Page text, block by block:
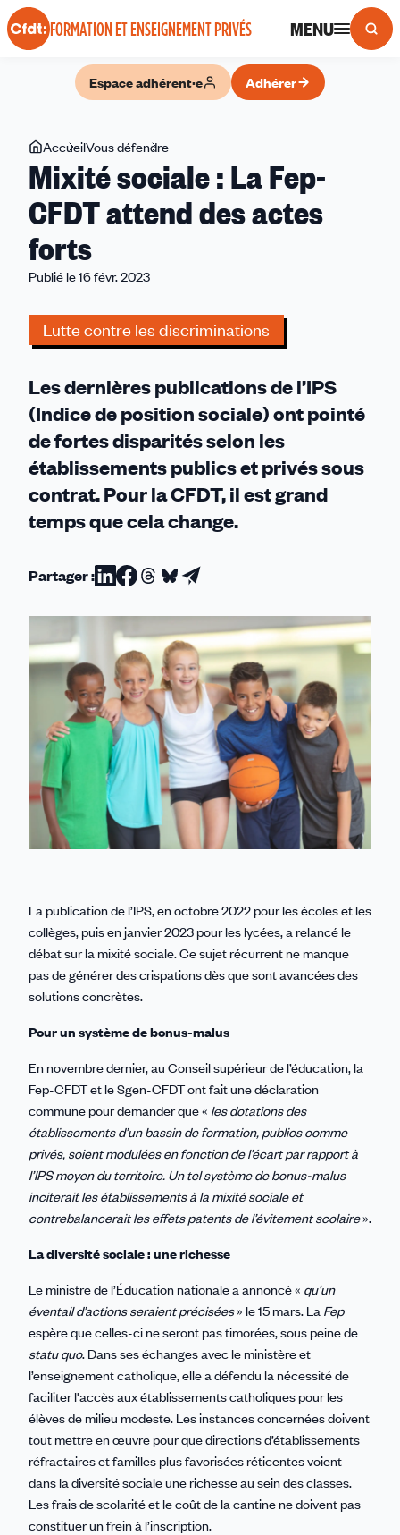
Panneau de gestion des cookies
FORMATION ET ENSEIGNEMENT PRIVÉS MENU
Espace adhérent·e Adhérer
Vous
êtes
ici
AccueilVous défendre
sociale
La
actes
forts
Mixité sociale : La Fep-
CFDT attend des actes
forts
Publié le 16 févr. 2023
Lutte contre les discriminations
Les dernières publications de l’IPS
(Indice de position sociale) ont pointé
de fortes disparités selon les
établissements publics et privés sous
contrat. Pour la CFDT, il est grand
temps que cela change.
Partager :Partager
sur
Linkedin
Partager
sur
Facebook
Partager
sur
Threads
Partager
sur
Bluesky
Partager
par
email
La publication de l’IPS, en octobre 2022 pour les écoles et les
collèges, puis en janvier 2023 pour les lycées, a relancé le
débat sur la mixité sociale. Ce sujet récurrent ne manque
pas de générer des crispations dès que sont avancées des
solutions concrètes.
Pour un système de bonus-malus
En novembre dernier, au Conseil supérieur de l’éducation, la
Fep-CFDT et le Sgen-CFDT ont fait une déclaration
commune pour demander que « les dotations des
établissements d’un bassin de formation, publics comme
privés, soient modulées en fonction de l’écart par rapport à
l’IPS moyen du territoire. Un tel système de bonus-malus
inciterait les établissements à la mixité sociale et
contrebalancerait les effets patents de l’évitement scolaire».
La diversité sociale : une richesse
Le ministre de l’Éducation nationale a annoncé « qu’un
éventail d’actions seraient précisées» le 15 mars. La Fep
espère que celles-ci ne seront pas timorées, sous peine de
statu quo. Dans ses échanges avec le ministère et
l’enseignement catholique, elle a défendu la nécessité de
faciliter l'accès aux établissements catholiques pour les
élèves de milieu modeste. Les instances concernées doivent
tout mettre en œuvre pour que directions d’établissements
réfractaires et familles plus favorisées réticentes voient
dans la diversité sociale une richesse au sein des classes.
Les frais de scolarité et le coût de la cantine ne doivent pas
constituer un frein à l’inscription.